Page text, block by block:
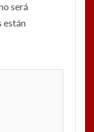
será
están